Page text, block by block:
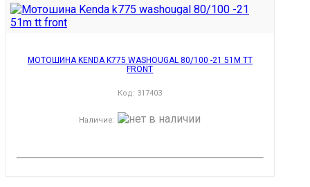
МОТОШИНА KENDA K775 WASHOUGAL 80/100 -21 51M TT
FRONT
Код: 317403
Наличие: